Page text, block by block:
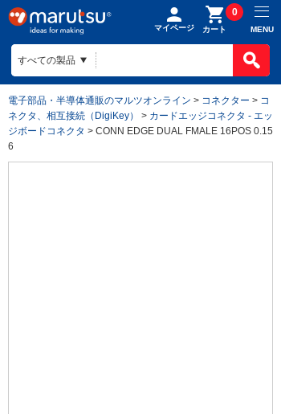
マイページ カート
0
MENU
電子部品・半導体通販のマルツオンライン > コネクター > コ
ネクタ、相互接続（DigiKey）
> カードエッジコネクタ - エッ
ジボードコネクタ > CONN EDGE DUAL FMALE 16POS 0.15
6